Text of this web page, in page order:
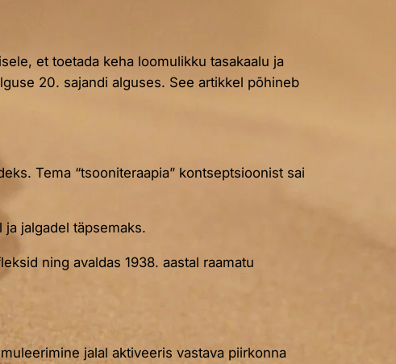
et toetada keha loomulikku tasakaalu ja
20. sajandi alguses. See artikkel põhineb
Tema “tsooniteraapia” kontseptsioonist sai
jalgadel täpsemaks.
ning avaldas 1938. aastal raamatu
jalal aktiveeris vastava piirkonna